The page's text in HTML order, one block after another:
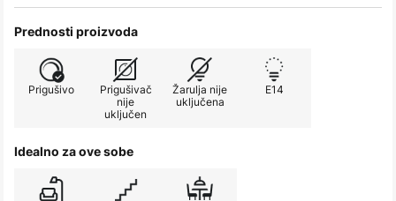
Prednosti proizvoda
Prigušivo
Prigušivač
nije
uključen
Žarulja nije
uključena
E14
Idealno za ove sobe